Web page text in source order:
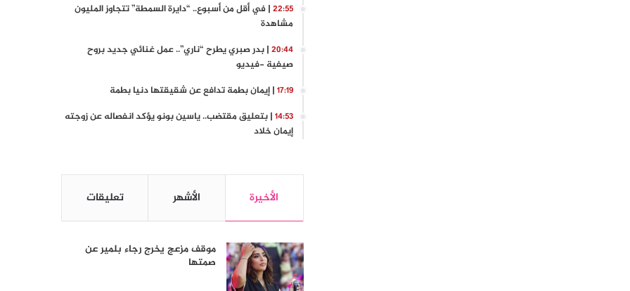
22:55 | في أقل من أسبوع.. “دايرة السمطة” تتجاوز المليون
مشاهدة
20:44 | بدر صبري يطرح “ناري”.. عمل غنائي جديد بروح
صيفية -فيديو
17:19 | إيمان بطمة تدافع عن شقيقتها دنيا بطمة
14:53 | بتعليق مقتضب.. ياسين بونو يؤكد انفصاله عن زوجته
إيمان خلاد
الأخيرة الأشهر تعليقات
موقف مزعج يخرج رجاء بلمير عن
صمتها